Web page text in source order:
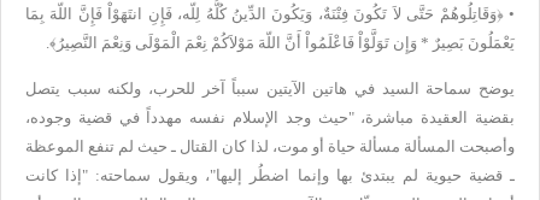
•﴿وَقَاتِلُوهُمْ حَتَّى لاَ تَكُونَ فِتْنَةٌ، وَيَكُونَ الدِّينُ كُلُّهُ لِلّه، فَإِنِ
انتَهَوْاْ فَإِنَّ اللّهَ بِمَا
يَعْمَلُونَ بَصِيرٌ * وَإِن تَوَلَّوْاْ فَاعْلَمُواْ أَنَّ اللّهَ مَوْلاَكُمْ نِعْمَ الْمَوْلَى وَنِعْمَ النَّصِيرُ﴾.
يوضح سماحة السيد في هاتين الآيتين سبباً آخر
للحرب، ولكنه سبب يتصل
بقضية العقيدة مباشرة، "حيث وجد الإسلام نفسه مهدداً
في قضية وجوده،
وأصبحت المسألة مسألة حياة أو موت، لذا كان القتال ـ حيث لم تنفع الموعظة
ـ قضية حيوية لم يبتدئ بها وإنما اضطُر إليها"، ويقول سماحته: "إذا كانت